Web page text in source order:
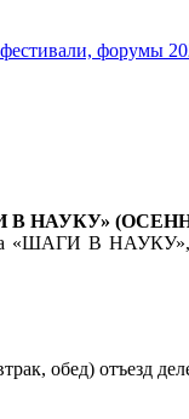
форумы
НАУКУ»
«ШАГИ В
обед) отъезд